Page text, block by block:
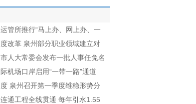
管所推行“马上办、网上办、一
改革 泉州部分职业领域建立对
人大常委会发布一批人事任免名
机场口岸启用“一带一路”通道
泉州召开第一季度维稳形势分
通工程全线贯通 每年引水1.55